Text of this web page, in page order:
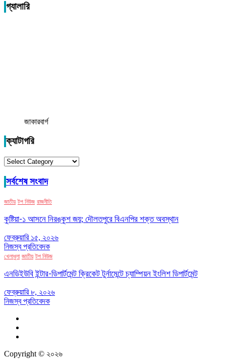
গ্যালারি
জাকারবার্গ
ক্যাটাগরি
ক্যাটাগরি
সর্বশেষ সংবাদ
জাতীয় টপ নিউজ রাজনীতি
কুষ্টিয়া-১ আসনে নিরঙ্কুশ জয়; দৌলতপুরে বিএনপির শক্ত অবস্থান
ফেব্রুয়ারি ১৫, ২০২৬
নিজস্ব প্রতিবেদক
খেলাধুলা জাতীয় টপ নিউজ
এনডিইউবি ইন্টার-ডিপার্টমেন্ট ক্রিকেট টুর্নামেন্টে চ্যাম্পিয়ন ইংলিশ ডিপার্টমেন্ট
ফেব্রুয়ারি ৮, ২০২৬
নিজস্ব প্রতিবেদক
Copyright © ২০২৬